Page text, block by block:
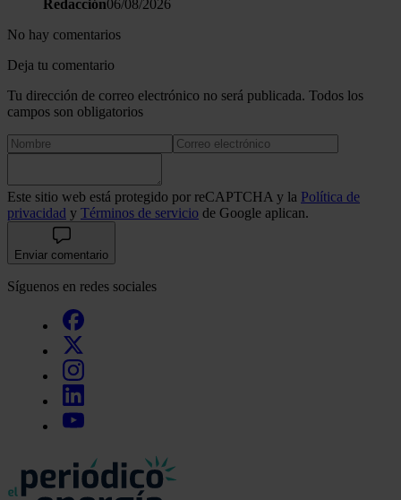
Redacción06/08/2026
No hay comentarios
Deja tu comentario
Tu dirección de correo electrónico no será publicada. Todos los
campos son obligatorios
Este sitio web está protegido por reCAPTCHA y la Política de
privacidad y Términos de servicio de Google aplican.
Enviar comentario
Síguenos en redes sociales